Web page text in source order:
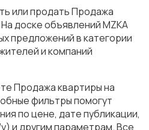
или продать Продажа
доске объявлений MZKA
предложений в категории
и компаний
Продажа квартиры на
фильтры помогут
по цене, дате публикации,
и другим параметрам. Все